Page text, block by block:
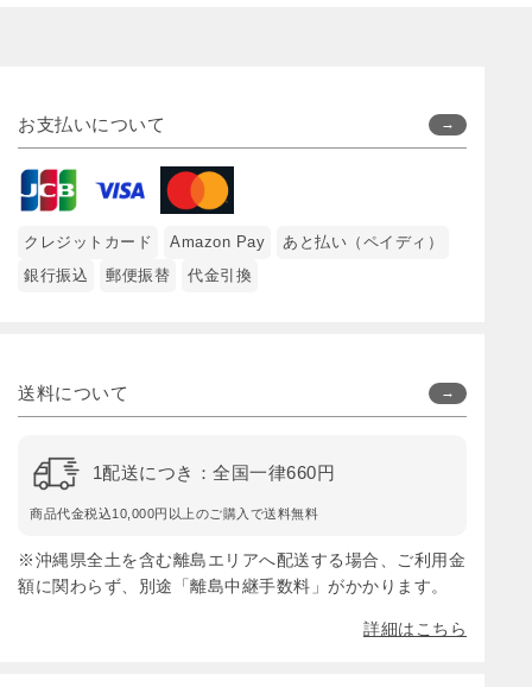
お支払いについて
クレジットカード Amazon Pay
あと払い（ペイディ）
銀行振込
郵便振替 代金引換
送料について
1配送につき：全国一律660円
商品代金税込10,000円以上のご購入で送料無料
※沖縄県全土を含む離島エリアへ配送する場合、ご利用金
額に関わらず、別途「離島中継手数料」がかかります。
詳細はこちら